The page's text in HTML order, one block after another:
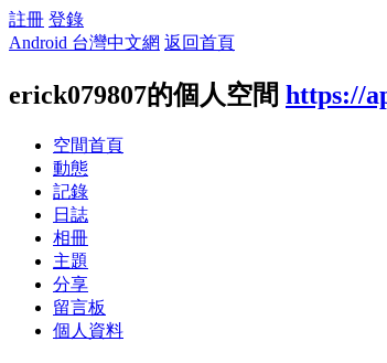
註冊 登錄
Android 台灣中文網 返回首頁
erick079807的個人空間 https://
空間首頁
動態
記錄
日誌
相冊
主題
分享
留言板
個人資料